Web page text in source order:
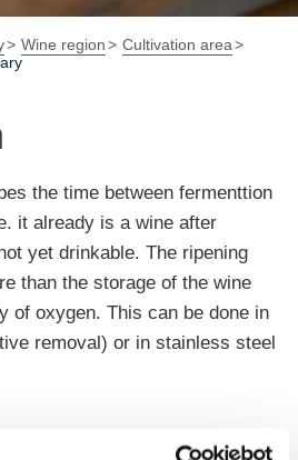
Wine region
Cultivation area
the time between fermenttion
it already is a wine after
yet drinkable. The ripening
than the storage of the wine
of oxygen. This can be done in
removal) or in stainless steel